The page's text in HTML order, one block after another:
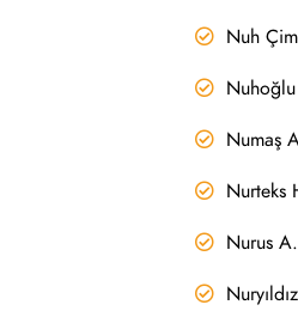
Nuh
Numaş
Nurteks
Nurus